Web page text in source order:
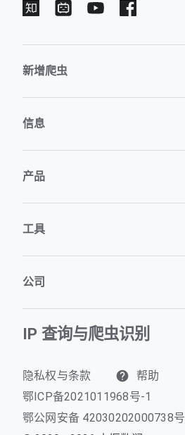
新增爬虫
信息
产品
工具
公司
IP 查询与爬虫识别
隐私权与条款
帮助
鄂ICP备2021011968号-1
鄂公网安备 42030202000738号